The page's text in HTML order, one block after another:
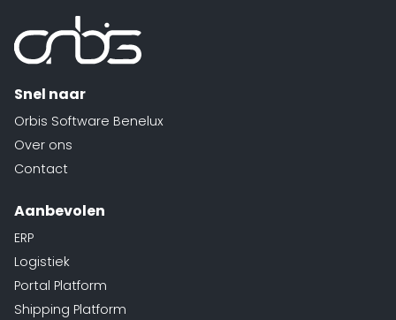
Snel naar
Orbis Software Benelux
Over ons
Contact
Aanbevolen
ERP
Logistiek
Portal Platform
Shipping Platform